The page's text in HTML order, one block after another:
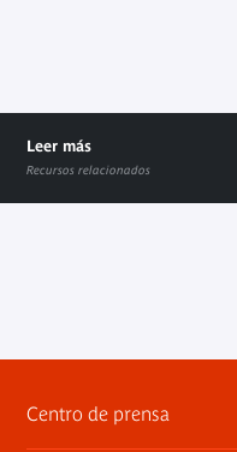
Leer más
Recursos relacionados
Centro de prensa